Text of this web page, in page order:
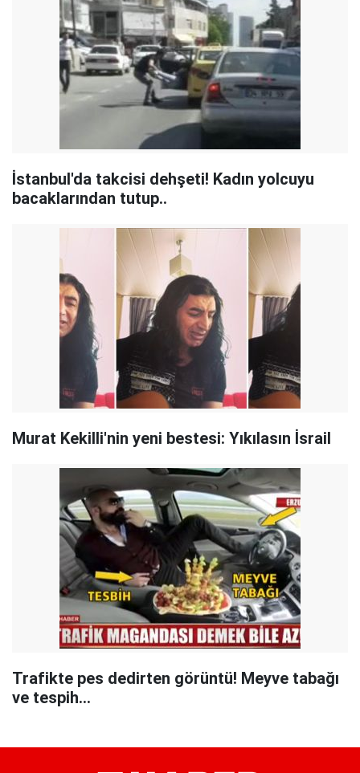
İstanbul'da takcisi dehşeti! Kadın yolcuyu
bacaklarından tutup..
Murat Kekilli'nin yeni bestesi: Yıkılasın İsrail
Trafikte pes dedirten görüntü! Meyve tabağı
ve tespih...